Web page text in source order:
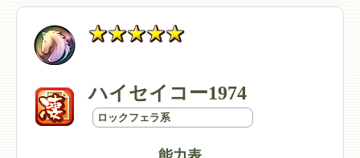
ハイセイコー1974
ロックフェラ系